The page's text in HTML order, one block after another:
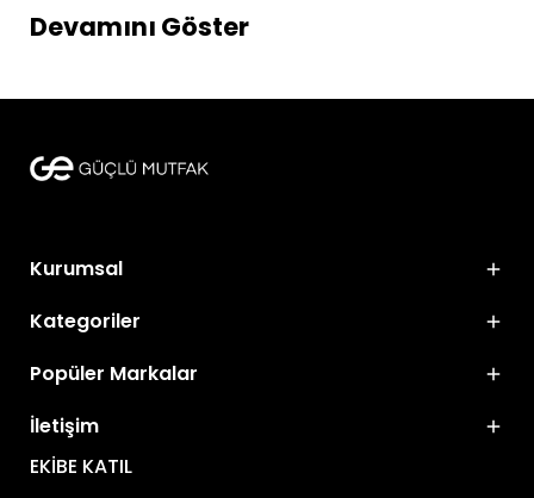
Devamını Göster
Kurumsal
Kategoriler
Popüler Markalar
İletişim
EKİBE KATIL